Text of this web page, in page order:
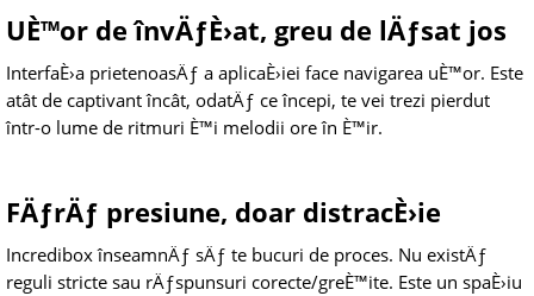
UÈ™or de învÄƒÈ›at, greu de lÄƒsat jos
InterfaÈ›a prietenoasÄƒ a aplicaÈ›iei face navigarea uÈ™or. Este
atât de captivant încât, odatÄƒ ce începi, te vei trezi pierdut
într-o lume de ritmuri È™i melodii ore în È™ir.
FÄƒrÄƒ presiune, doar distracÈ›ie
Incredibox înseamnÄƒ sÄƒ te bucuri de proces. Nu existÄƒ
reguli stricte sau rÄƒspunsuri corecte/greÈ™ite. Este un spaÈ›iu